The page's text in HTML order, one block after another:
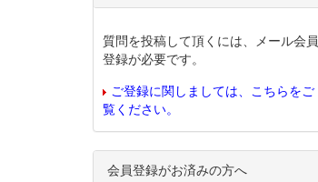
質問を投稿して頂くには、メール会員
登録が必要です。
ご登録に関しましては、こちらをご
覧ください。
会員登録がお済みの方へ